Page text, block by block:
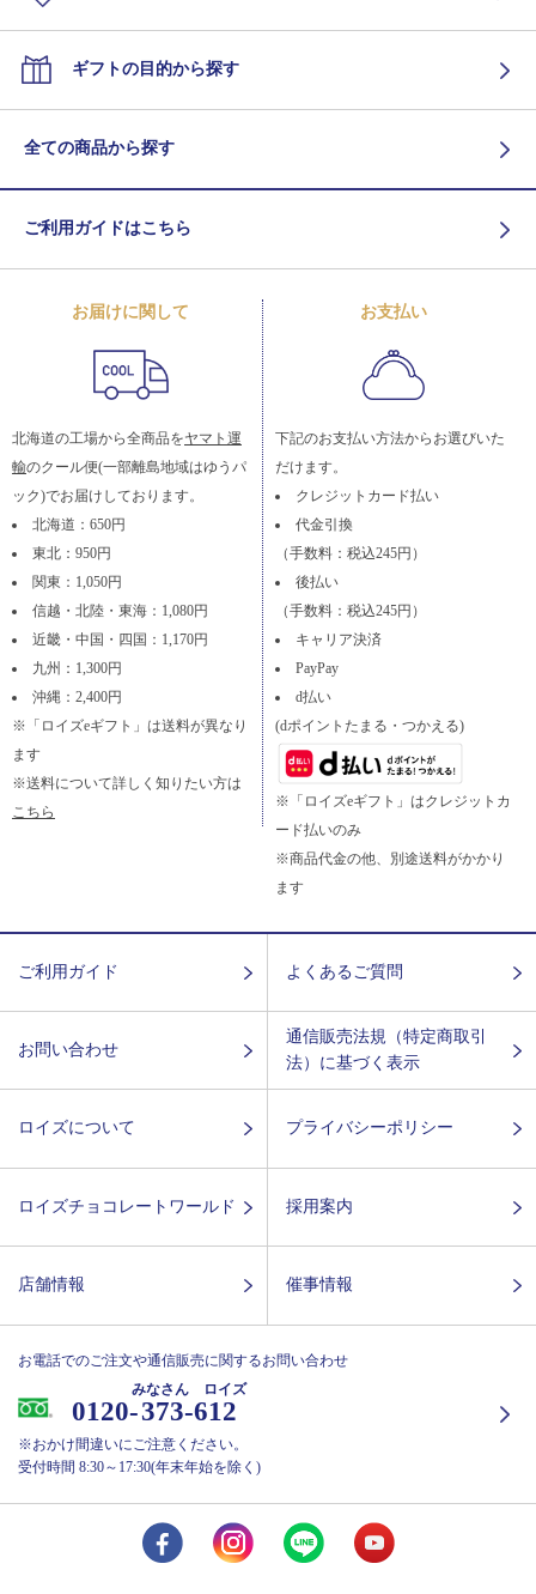
ギフトの目的から探す
全ての商品から探す
ご利用ガイドはこちら
お届けに関して
北海道の工場から全商品をヤマト運
輸のクール便(一部離島地域はゆうパ
ック)でお届けしております。
北海道：650円
東北：950円
関東：1,050円
信越・北陸・東海：1,080円
近畿・中国・四国：1,170円
九州：1,300円
沖縄：2,400円
※「ロイズeギフト」は送料が異なり
ます
※送料について詳しく知りたい方は
こちら
お支払い
下記のお支払い方法からお選びいた
だけます。
クレジットカード払い
代金引換
（手数料：税込245円）
後払い
（手数料：税込245円）
キャリア決済
PayPay
d払い
(dポイントたまる・つかえる)
※「ロイズeギフト」はクレジットカ
ード払いのみ
※商品代金の他、別途送料がかかり
ます
ご利用ガイド よくあるご質問
お問い合わせ
通信販売法規（特定商取引
法）に基づく表示
ロイズについて プライバシーポリシー
ロイズチョコレートワールド 採用案内
店舗情報 催事情報
お電話でのご注文や通信販売に関するお問い合わせ
0120-373-612
みなさん ロイズ
※おかけ間違いにご注意ください。
受付時間 8:30～17:30(年末年始を除く)